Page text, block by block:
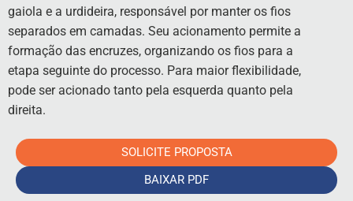
gaiola e a urdideira, responsável por manter os fios
separados em camadas. Seu acionamento permite a
formação das encruzes, organizando os fios para a
etapa seguinte do processo. Para maior flexibilidade,
pode ser acionado tanto pela esquerda quanto pela
direita.
SOLICITE PROPOSTA
BAIXAR PDF